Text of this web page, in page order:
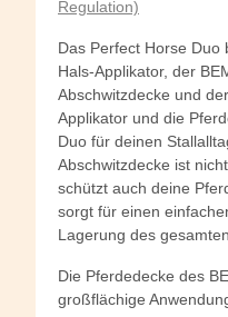
Regulation)
Das Perfect Horse Duo
Hals-Applikator, der
Abschwitzdecke und
Applikator und die
Duo für deinen
Abschwitzdecke ist
schützt auch deine
sorgt für einen
Lagerung des
Die Pferdedecke des
großflächige